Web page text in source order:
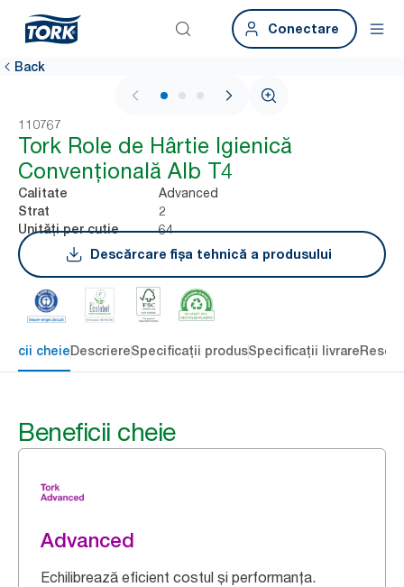
Conectare
Back
1 / 3
110767
Tork Role de Hârtie Igienică
Convențională Alb T4
Calitate Advanced
Strat 2
Unități per cutie
64
Descărcare fișa tehnică a produsului
cheieDescriereSpecificații produsSpecificații livrare
Beneficii cheie
Advanced
Echilibrează eficient costul și performanța.